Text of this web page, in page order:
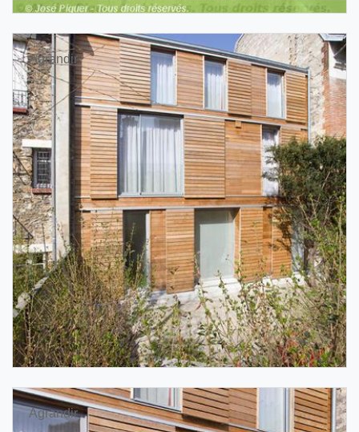
Agrandir
Agrandir